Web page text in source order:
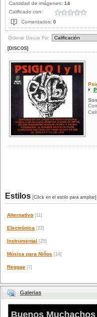
Cantidad de imágenes: 14
Calificado con:
Comentarios: 0
Ordenar Discos Por:
[DISCOS]
Estilos [Click en el estilo para ampliar]
Alternativo [11]
Electrónica [22]
Instrumental [25]
Música para Niños [14]
Reggae [7]
Galerias
Buenos Muchachos